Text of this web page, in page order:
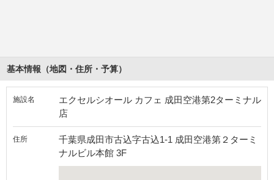
基本情報（地図・住所・予算）
施設名
エクセルシオール カフェ 成田空港第2ターミナル
店
住所
千葉県成田市古込字古込1-1 成田空港第２ターミ
ナルビル本館 3F